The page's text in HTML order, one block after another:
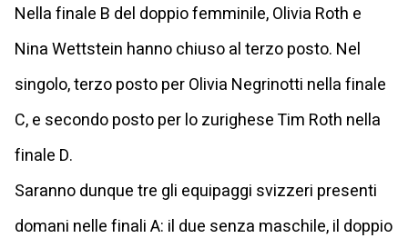
Nella finale B del doppio femminile, Olivia Roth e
Nina Wettstein hanno chiuso al terzo posto. Nel
singolo, terzo posto per Olivia Negrinotti nella finale
C, e secondo posto per lo zurighese Tim Roth nella
finale D.
Saranno dunque tre gli equipaggi svizzeri presenti
domani nelle finali A: il due senza maschile, il doppio